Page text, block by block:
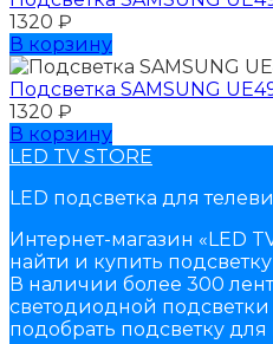
1320 ₽
В корзину
Подсветка SAMSUNG
1320 ₽
В корзину
LED TV STORE
LED подсветка для
Интернет-магазин «LED
найти и купить
В наличии более 300
светодиодной
подобрать подсветку